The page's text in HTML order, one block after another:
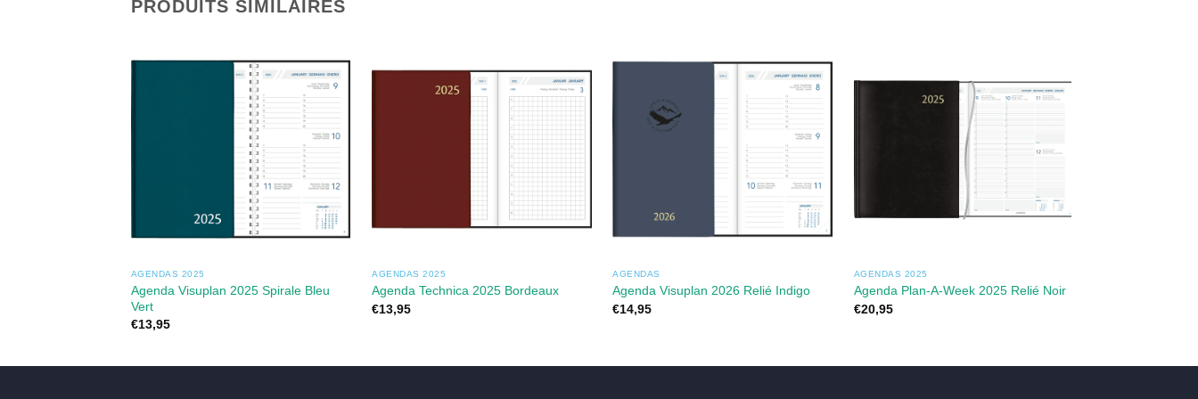
PRODUITS SIMILAIRES
AGENDAS 2025
Agenda Visuplan 2025 Spirale Bleu
Vert
€13,95
AGENDAS 2025
Agenda Technica 2025 Bordeaux
€13,95
AGENDAS
Agenda Visuplan 2026 Relié Indigo
€14,95
AGENDAS 2025
Agenda Plan-A-Week 2025 Relié Noir
€20,95